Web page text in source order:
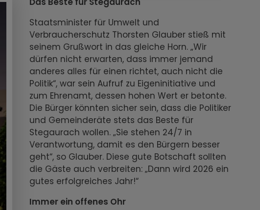
Staatsminister für Umwelt und
Verbraucherschutz Thorsten Glauber stieß mit
seinem Grußwort in das gleiche Horn. „Wir
dürfen nicht erwarten, dass immer jemand
anderes alles für einen richtet, auch nicht die
Politik“, war sein Aufruf zu Eigeninitiative und
zum Ehrenamt, dessen hohen Wert er betonte.
Die Bürger könnten sicher sein, dass die Politiker
und Gemeinderäte stets das Beste für
Stegaurach wollen. „Sie stehen 24/7 in
Verantwortung, damit es den Bürgern besser
geht“, so Glauber. Diese gute Botschaft sollten
die Gäste auch verbreiten: „Dann wird 2026 ein
gutes erfolgreiches Jahr!“
Immer ein offenes Ohr